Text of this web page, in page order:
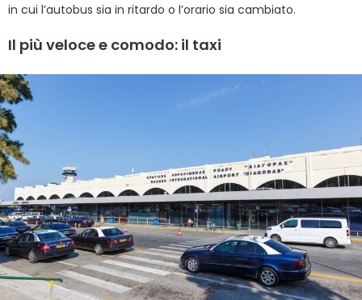
in cui l’autobus sia in ritardo o l’orario sia cambiato.
Il più veloce e comodo: il taxi